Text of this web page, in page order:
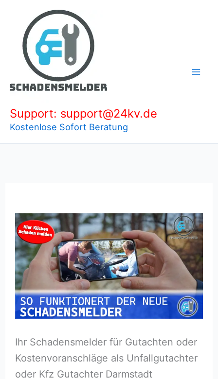
springen
Support: support@24kv.de
Kostenlose Sofort Beratung
Ihr Schadensmelder für Gutachten oder
Kostenvoranschläge als Unfallgutachter
oder Kfz Gutachter Darmstadt